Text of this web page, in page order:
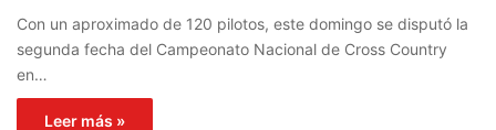
Con un aproximado de 120 pilotos, este domingo se disputó la
segunda fecha del Campeonato Nacional de Cross Country
en…
Leer más »